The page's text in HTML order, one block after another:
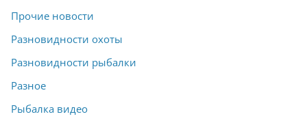
Прочие новости
Разновидности охоты
Разновидности рыбалки
Разное
Рыбалка видео